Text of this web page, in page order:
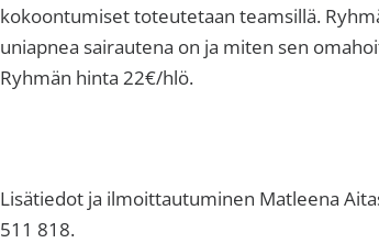
kokoontumiset toteutetaan teamsillä.
uniapnea sairautena on ja miten sen
Ryhmän hinta 22€/hlö.
Lisätiedot ja ilmoittautuminen Matleena
511 818.